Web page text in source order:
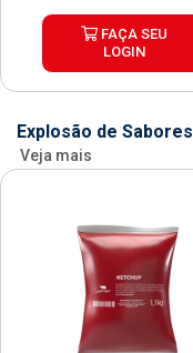
FAÇA SEU
LOGIN
Explosão de Sabores
Veja mais